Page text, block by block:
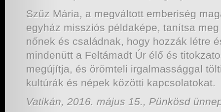
Szűz Mária, a megváltott emberiség
egyház missziós példaképe, tanítsa
nőnek és családnak, hogy hozzák létre
mindenütt a Feltámadt Úr élő és
megújítja, és örömteli irgalmassággal
kultúrák és népek közötti kapcsolatokat.
Vatikán, 2016. május 15., Pünkösd